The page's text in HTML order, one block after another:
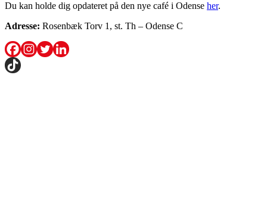
Du kan holde dig opdateret på den nye café i Odense her.
Adresse: Rosenbæk Torv 1, st. Th – Odense C